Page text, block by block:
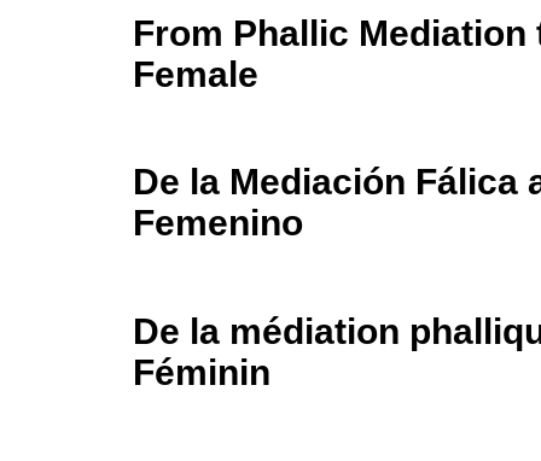
From Phallic
Female
De la Mediación Fálica
Femenino
De la médiation
Féminin